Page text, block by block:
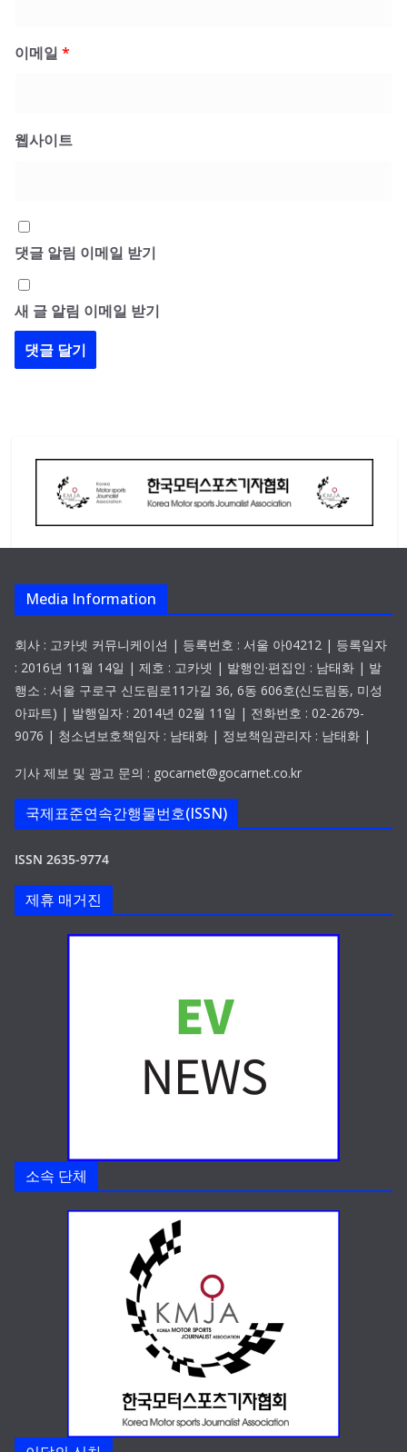
이메일 *
웹사이트
댓글 알림 이메일 받기
새 글 알림 이메일 받기
Media Information
회사 : 고카넷 커뮤니케이션 | 등록번호 : 서울 아04212 | 등록일자
: 2016년 11월 14일 | 제호 : 고카넷 | 발행인·편집인 : 남태화 | 발
행소 : 서울 구로구 신도림로11가길 36, 6동 606호(신도림동, 미성
아파트) | 발행일자 : 2014년 02월 11일 | 전화번호 : 02-2679-
9076 | 청소년보호책임자 : 남태화 | 정보책임관리자 : 남태화 |
기사 제보 및 광고 문의 : gocarnet@gocarnet.co.kr
국제표준연속간행물번호(ISSN)
ISSN 2635-9774
제휴 매거진
소속 단체